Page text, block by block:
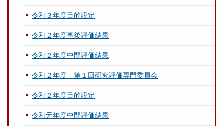
令和３年度目的設定
令和２年度事後評価結果
令和２年度中間評価結果
令和２年度 第１回研究評価専門委員会
令和２年度目的設定
令和元年度中間評価結果